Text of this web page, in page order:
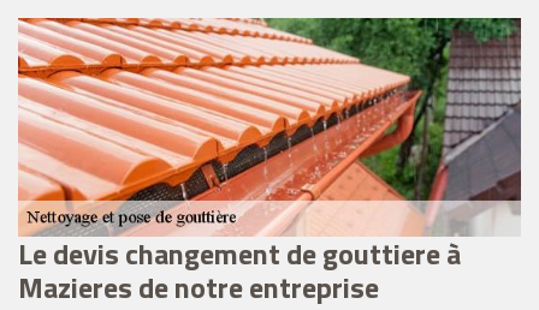
Le devis changement de gouttiere à
Mazieres de notre entreprise